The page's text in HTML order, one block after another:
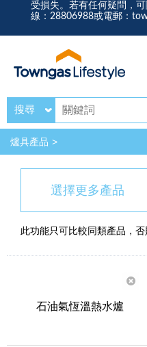
受損失。若有任何疑問，
線：28806988或電郵：
搜尋
爐具產品
選擇更多產品
此功能只可比較同類產品，
石油氣恆溫熱水爐